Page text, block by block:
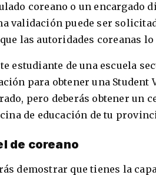
coreano o un encargado
validación puede ser
las autoridades coreanas
estudiante de una escuela
para obtener una Student
pero deberás obtener un
de educación de tu
de coreano
demostrar que tienes la